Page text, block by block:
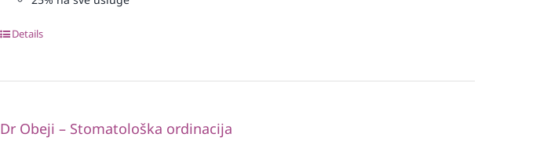
Details
Dr Obeji – Stomatološka ordinacija